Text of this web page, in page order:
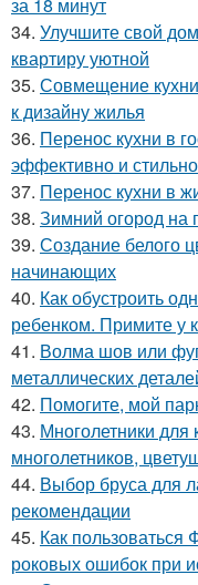
за 18 минут
34. Улучшите свой
квартиру уютной
35. Совмещение
к дизайну жилья
36. Перенос кухни в
эффективно и стильно
37. Перенос кухни в
38. Зимний огород на
39. Создание белого
начинающих
40. Как обустроить
ребенком. Примите у
41. Волма шов или
металлических
42. Помогите, мой
43. Многолетники
многолетников,
44. Выбор бруса для
рекомендации
45. Как пользоваться
роковых ошибок при